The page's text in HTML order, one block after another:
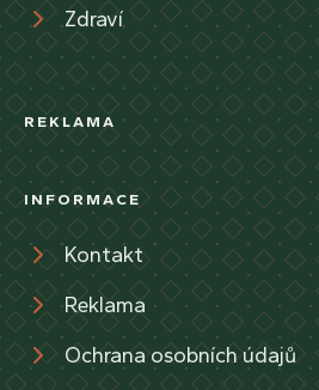
Zdraví
REKLAMA
INFORMACE
Kontakt
Reklama
Ochrana osobních údajů